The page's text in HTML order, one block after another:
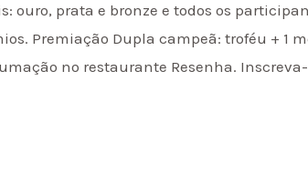
ouro, prata e bronze e todos os
Premiação Dupla campeã: troféu + 1
no restaurante Resenha.